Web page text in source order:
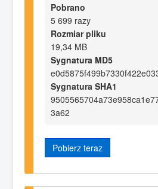
Pobrano
5 699 razy
Rozmiar pliku
19,34 MB
Sygnatura MD5
Sygnatura SHA1
3a62
Pobierz teraz